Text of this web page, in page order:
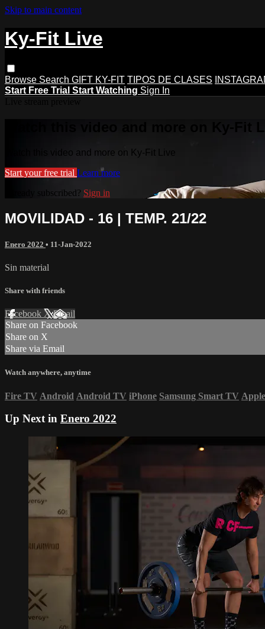
Skip to main content
Ky-Fit Live
Browse Search GIFT KY-FIT TIPOS DE CLASES
Start Free Trial Start Watching Sign In
Watch this video and more on Ky-Fit
Watch this video and more on Ky-Fit Live
Start your free trial Learn more
Already subscribed? Sign in
MOVILIDAD - 16 | TEMP. 21/22
Enero 2022 • 11-Jan-2022
Sin material
Share with friends
Facebook XEmail
Share on Facebook
Share on X
Share via Email
Watch anywhere, anytime
Fire TV Android Android TV iPhone Samsung Smart TV
Up Next in Enero 2022